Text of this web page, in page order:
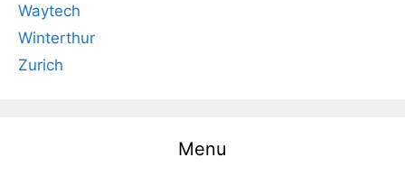
Waytech
Winterthur
Zurich
Menu